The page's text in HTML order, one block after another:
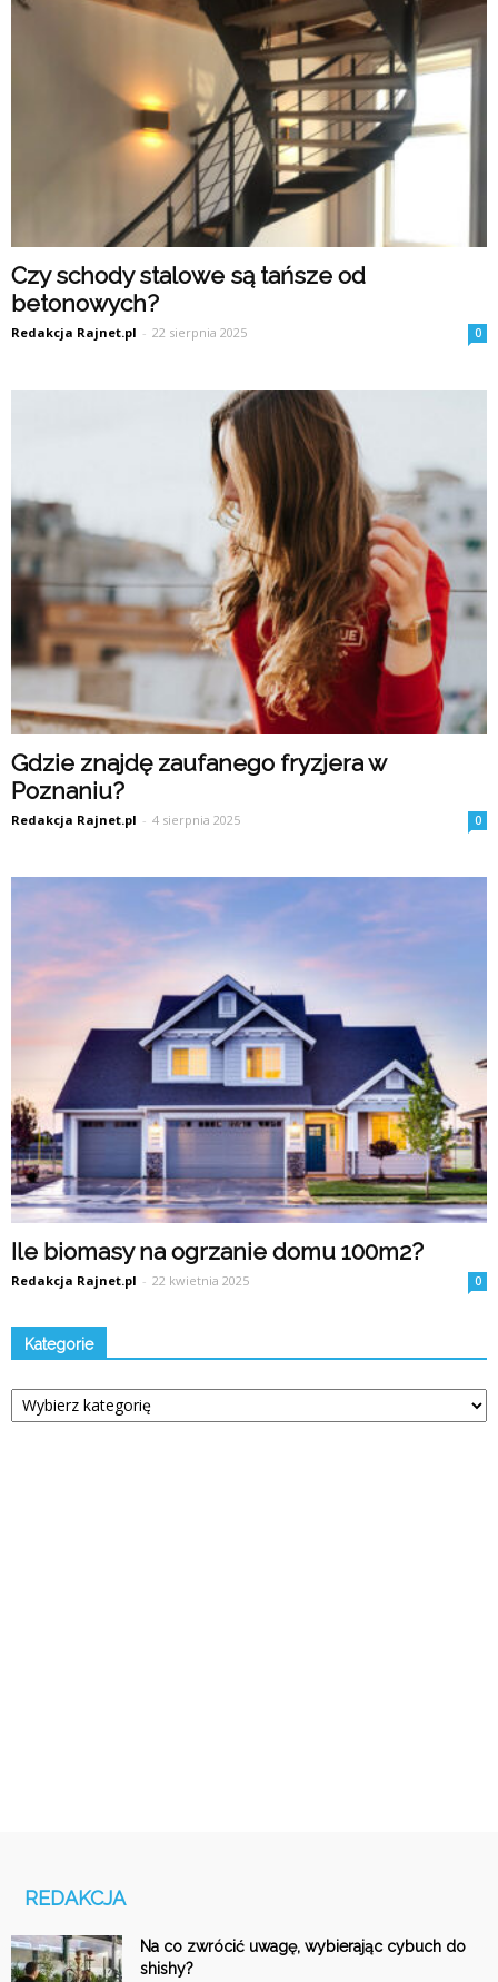
Czy schody stalowe są tańsze od
betonowych?
Redakcja Rajnet.pl - 22 sierpnia 2025 0
Gdzie znajdę zaufanego fryzjera w
Poznaniu?
Redakcja Rajnet.pl - 4 sierpnia 2025 0
Ile biomasy na ogrzanie domu 100m2?
Redakcja Rajnet.pl - 22 kwietnia 2025 0
Kategorie
Kategorie
REDAKCJA
Na co zwrócić uwagę, wybierając cybuch do
shishy?